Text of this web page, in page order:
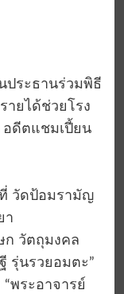
ประธานร่วมพิธี
ายได้ช่วยโรง
อดีตแชมเปี้ยน
ที่ วัดป้อมรามัญ
า
ก วัตถุมงคล
รุ่นรวยอมตะ”
พระอาจารย์